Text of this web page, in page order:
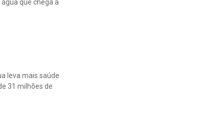
que chega à
leva mais saúde
31 milhões de